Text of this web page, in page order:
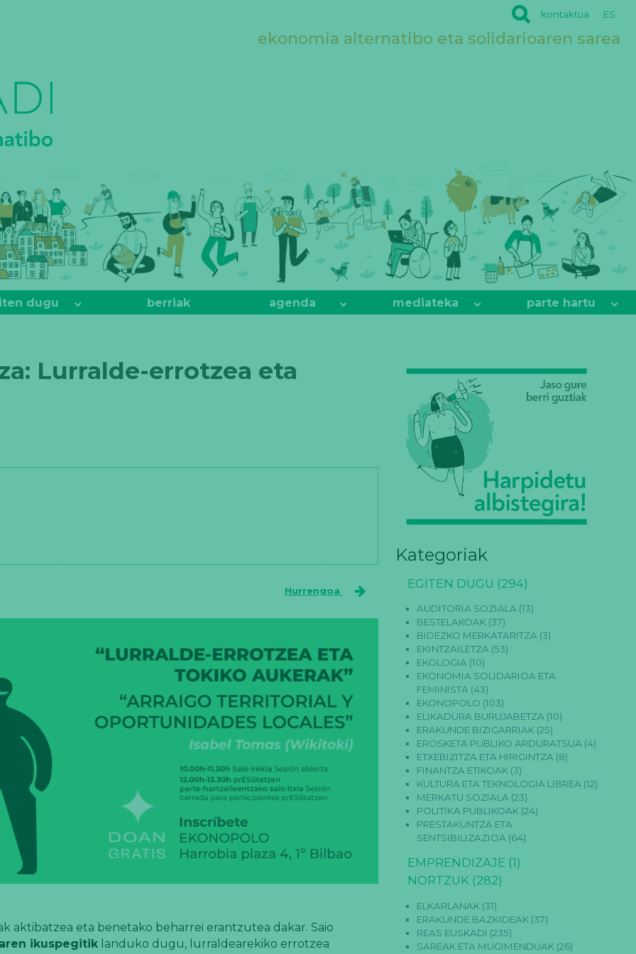
kontaktua ES
ekonomia alternatibo eta solidarioaren sarea
dugu berriak agenda mediateka parte hartu
Lurralde-errotzea eta
Hurrengoa
aktibatzea eta benetako beharrei erantzutea dakar. Saio
ikuspegitiklanduko dugu, lurraldearekiko errotzea
Kategoriak
EGITEN DUGU (294)
AUDITORIA SOZIALA (13)
BESTELAKOAK (37)
BIDEZKO MERKATARITZA (3)
EKINTZAILETZA (53)
EKOLOGIA (10)
EKONOMIA SOLIDARIOA ETA
FEMINISTA (43)
EKONOPOLO (103)
ELIKADURA BURUJABETZA (10)
ERAKUNDE BIZIGARRIAK (25)
EROSKETA PUBLIKO ARDURATSUA (4)
ETXEBIZITZA ETA HIRIGINTZA (8)
FINANTZA ETIKOAK (3)
KULTURA ETA TEKNOLOGIA LIBREA (12)
MERKATU SOZIALA (23)
POLITIKA PUBLIKOAK (24)
PRESTAKUNTZA ETA
SENTSIBILIZAZIOA (64)
EMPRENDIZAJE(1)
NORTZUK(282)
ELKARLANAK (31)
ERAKUNDE BAZKIDEAK (37)
REAS EUSKADI (235)
SAREAK ETA MUGIMENDUAK (26)